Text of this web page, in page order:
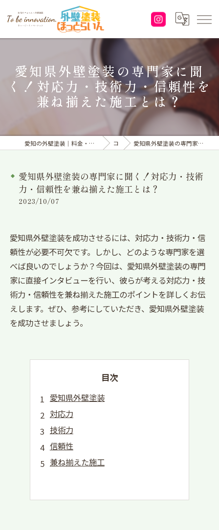
愛知県外壁塗装の専門家に聞
く！対応力・技術力・信頼性を
兼ね揃えた施工とは？
愛知の外壁塗装｜料金・見積り｜塗り替えなら「株式会社To be innovation.」へ コラム 愛知県外壁塗装の専門家に聞く！対応力・技術力・信頼性を兼ね揃えた施工とは？
愛知県外壁塗装の専門家に聞く！対応力・技術
力・信頼性を兼ね揃えた施工とは？
2023/10/07
愛知県外壁塗装を成功させるには、対応力・技術力・信
頼性が必要不可欠です。しかし、どのような専門家を選
べば良いのでしょうか？今回は、愛知県外壁塗装の専門
家に直接インタビューを行い、彼らが考える対応力・技
術力・信頼性を兼ね揃えた施工のポイントを詳しくお伝
えします。ぜひ、参考にしていただき、愛知県外壁塗装
を成功させましょう。
目次
愛知県外壁塗装
対応力
技術力
信頼性
兼ね揃えた施工